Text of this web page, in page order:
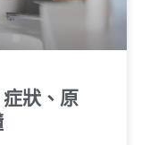
狀、原